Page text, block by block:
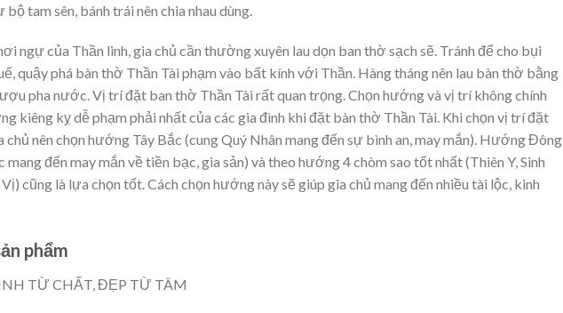
tam sên, bánh trái nên chia nhau dùng.
ngự của Thần linh, gia chủ cần thường xuyên lau dọn ban thờ sạch sẽ. Tránh để cho bụi
quậy phá bàn thờ Thần Tài phạm vào bất kính với Thần. Hàng tháng nên lau bàn thờ bằng
pha nước. Vị trí đặt ban thờ Thần Tài rất quan trọng. Chọn hướng và vị trí không chính
kiêng kỵ dễ phạm phải nhất của các gia đình khi đặt bàn thờ Thần Tài. Khi chọn vị trí đặt
chủ nên chọn hướng Tây Bắc (cung Quý Nhân mang đến sự bình an, may mắn). Hướng Đông
mang đến may mắn về tiền bạc, gia sản) và theo hướng 4 chòm sao tốt nhất (Thiên Y, Sinh
cũng là lựa chọn tốt. Cách chọn hướng này sẽ giúp gia chủ mang đến nhiều tài lộc, kinh
phẩm
TỪ CHẤT, ĐẸP TỪ TÂM